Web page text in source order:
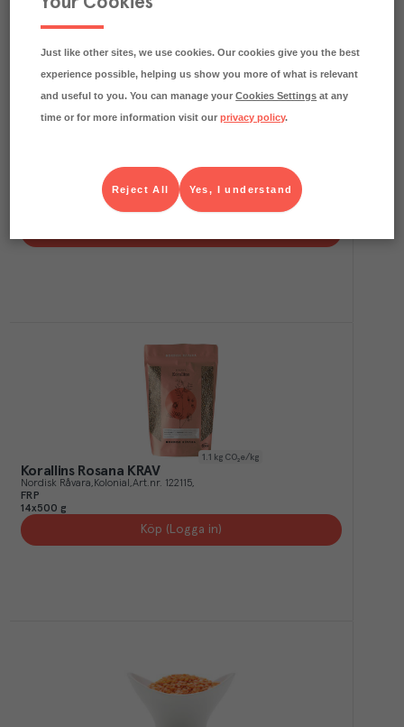
Röda Linser KRAV
Kolonial Art.nr.
121617
1.1 kg CO₂e/kg
Korallins Rosana KRAV
Nordisk Råvara Kolonial Art.nr. 122115
FRP
14x500 g
Köp (Logga in)
Just like other sites, we use cookies. Our cookies give you the best
experience possible, helping us show you more of what is relevant
and useful to you. You can manage yourCookies Settings at any
time or for more information visit ourprivacy policy.
Yes, I understand
Reject All